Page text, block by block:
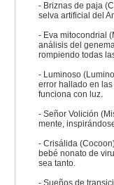
- Briznas de paja
selva artificial del
- Eva mitocondrial
análisis del
rompiendo todas
- Luminoso
error hallado en
funciona con luz.
- Señor Volición
mente,
- Crisálida
bebé nonato de
sea tanto.
- Sueños de